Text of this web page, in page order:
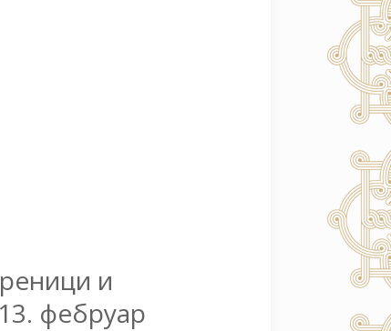
и
фебруар